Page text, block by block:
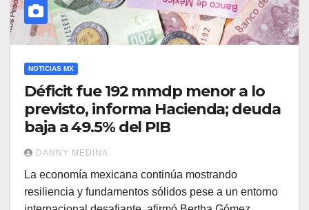
NOTICIAS MX
Déficit fue 192 mmdp menor a lo
previsto, informa Hacienda; deuda
baja a 49.5% del PIB
DANNY MEDINA
La economía mexicana continúa mostrando
resiliencia y fundamentos sólidos pese a un entorno